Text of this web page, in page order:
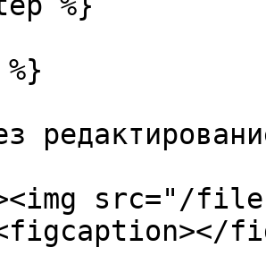
src="/files/